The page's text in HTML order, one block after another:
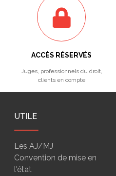
ACCÈS RÉSERVÉS
Juges, professionnels du droit,
clients en compte
UTILE
Les AJ/MJ
Convention de mise en
l'état